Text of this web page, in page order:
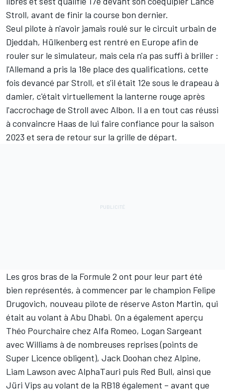
Stroll, avant de finir la course bon dernier.
Seul pilote à n'avoir jamais roulé sur le circuit urbain de
Djeddah, Hülkenberg est rentré en Europe afin de
rouler sur le simulateur, mais cela n'a pas suffi à briller :
l'Allemand a pris la 18e place des qualifications, cette
fois devancé par Stroll, et s'il était 12e sous le drapeau à
damier, c'était virtuellement la lanterne rouge après
l'accrochage de Stroll avec Albon. Il a en tout cas réussi
à convaincre Haas de lui faire confiance pour la saison
2023 et sera de retour sur la grille de départ.
Les gros bras de la Formule 2 ont pour leur part été
bien représentés, à commencer par le champion Felipe
Drugovich, nouveau pilote de réserve Aston Martin, qui
était au volant à Abu Dhabi. On a également aperçu
Théo Pourchaire chez Alfa Romeo, Logan Sargeant
avec Williams à de nombreuses reprises (points de
Super Licence obligent), Jack Doohan chez Alpine,
Liam Lawson avec AlphaTauri puis Red Bull, ainsi que
Jüri Vips au volant de la RB18 également – avant que